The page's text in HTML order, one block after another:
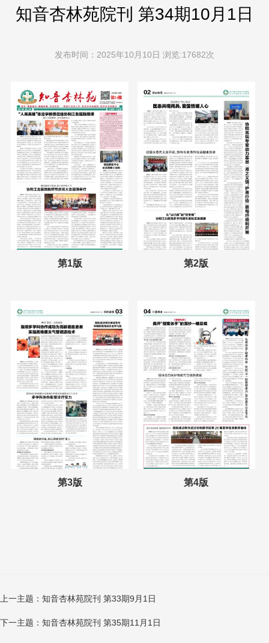
知音杏林苑院刊 第34期10月1日
发布时间：2025年10月10日 浏览:17682次
第1版 第2版
第3版 第4版
上一主题：知音杏林苑院刊 第33期9月1日
下一主题：知音杏林苑院刊 第35期11月1日